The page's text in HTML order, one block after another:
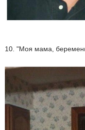
10. "Моя мама,